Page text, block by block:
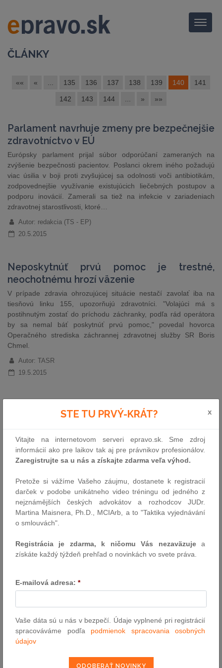
Menu
ČLÁNKY
«« « 135 136 137 138 139 140 141
142 143 144 » »»
Parlament navrhuje zmeny pre bezpečnejšie
zdravotníctvo v EÚ
Európsky parlament prijal súbor odporúčaní zameraných na
zvýšenie bezpečnosti pacientov. Poslanci okrem iného požadujú
viac úsilia v boji proti zvyšujúcej sa odolnosti voči antibiotikám,
zodpovednejšie využívanie existujúcich liečebných postupov a
podporu inovácií. Zamerali sa tiež na infekcie v zariadeniach
zdravotnej starostlivosti, ktoré…
Autor: redakcia (TS - EP)
20.5.2015
Neposkytnúť prvú pomoc je trestné,
neochotnému hrozí väzenie
V prípade zdravia ohrozujúcej situácie nestačí zavolať iba na
tiesňovú linku 155, upozorňujú zdravotníci. "Volajúci má s
postihnutým zostať do príchodu záchranky, podľa rád operátora
by sa nemal báť poskytnúť prvú pomoc," povedal hovorca
Operačného strediska záchrannej zdravotnej služby SR Boris
Chmel.
Autor: TASR
19.5.2015
Udalosti uplynulého týždňa
Zmeny pri získavaní kreditov u učiteľov či posunutie termínu
ktoré prináša balík noviniek v školských zákonoch. Novelizácie
právnych predpisov poslanci NR SR posunuli do druhého čítania..
Autor: TASR / redakcia (luc)
18.5.2015
Mliečny tuk nazvaný „pomazánkové máslo“
nemôže byť zapísaný ako zaručená tradičná
Nariadenie o systémoch kvality pre poľnohospodárske výrobky a
potraviny neumožňuje členskému štátu obísť pravidlá týkajúce sa
spoločnej organizácii trhov
15.5.2015
ÚS SR odoslal nález vo veci
STE TU PRVÝ-KRÁT? x
Vitajte na internetovom serveri epravo.sk. Sme zdroj
informácií ako pre laikov tak aj pre právnikov profesionálov.
Zaregistrujte sa u nás a získajte zdarma veľa výhod.
Pretože si vážíme Vašeho záujmu, dostanete k registracií
darček v podobe unikátneho video tréningu od jedného z
nejznámějších českých advokátov a rozhodcov JUDr.
Martina Maisnera, Ph.D., MCIArb, a to "Taktika vyjednávání
o smlouvách".
Registrácia je zdarma, k ničomu Vás nezaväzujea
získáte každý týždeň prehľad o novinkách vo svete práva.
E-mailová adresa: *
Vaše dáta sú u nás v bezpečí. Údaje vyplnené pri registrácií
spracováváme podľa podmienok spracovania osobných
údajov